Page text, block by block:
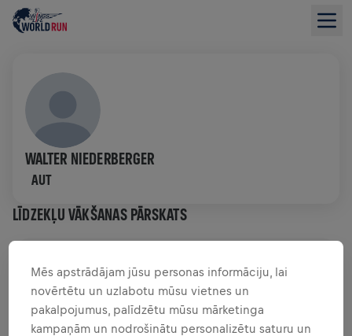
WALTER NIEDERBERGER
AUT
LĪDZEKĻU VĀKŠANAS PĀRSKATS
FUNDRAISING
Ziedo, lai radītu pārmaiņas! 100% no tava ziedojuma
Mēs apstrādājam jūsu personas informāciju, lai
novērtētu un uzlabotu mūsu vietnes un
pakalpojumus, palīdzētu mūsu mārketinga
kampaņām un nodrošinātu personalizētu saturu un